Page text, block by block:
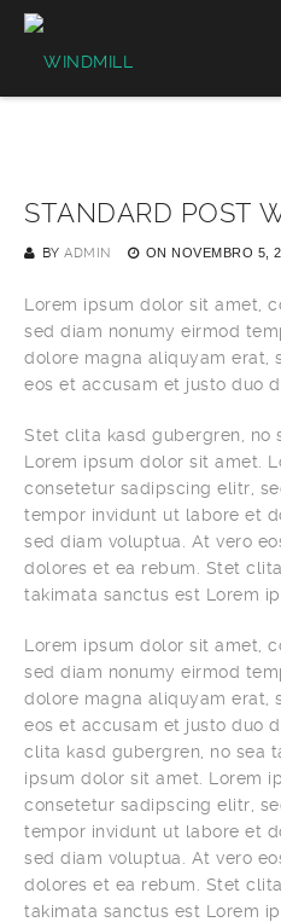
STANDARD POST
BY ADMIN ON NOVEMBRO 5,
Lorem ipsum dolor sit amet,
sed diam nonumy eirmod
dolore magna aliquyam erat,
eos et accusam et justo duo
Stet clita kasd gubergren, no
Lorem ipsum dolor sit amet.
consetetur sadipscing elitr,
tempor invidunt ut labore et
sed diam voluptua. At vero
dolores et ea rebum. Stet
takimata sanctus est Lorem
Lorem ipsum dolor sit amet,
sed diam nonumy eirmod
dolore magna aliquyam erat,
eos et accusam et justo duo
clita kasd gubergren, no sea
ipsum dolor sit amet. Lorem
consetetur sadipscing elitr,
tempor invidunt ut labore et
sed diam voluptua. At vero
dolores et ea rebum. Stet
takimata sanctus est Lorem